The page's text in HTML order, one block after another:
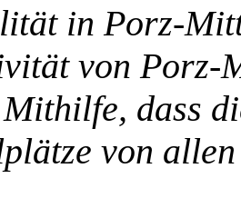
in Porz-
von Porz-
dass
von